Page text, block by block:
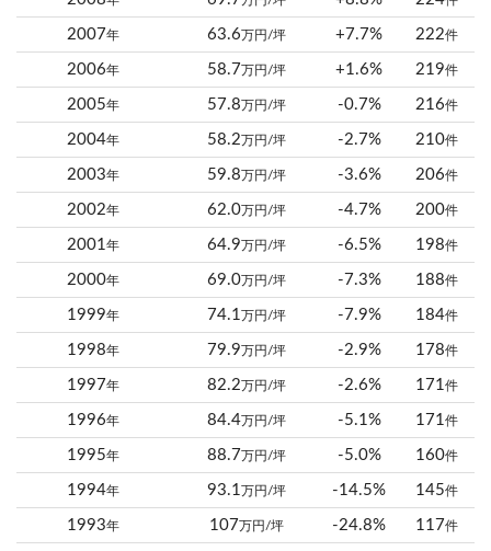
2007年 63.6万円/坪 +7.7% 222件
2006年 58.7万円/坪 +1.6% 219件
2005年 57.8万円/坪 -0.7% 216件
2004年 58.2万円/坪 -2.7% 210件
2003年 59.8万円/坪 -3.6% 206件
2002年 62.0万円/坪 -4.7% 200件
2001年 64.9万円/坪 -6.5% 198件
2000年 69.0万円/坪 -7.3% 188件
1999年 74.1万円/坪 -7.9% 184件
1998年 79.9万円/坪 -2.9% 178件
1997年 82.2万円/坪 -2.6% 171件
1996年 84.4万円/坪 -5.1% 171件
1995年 88.7万円/坪 -5.0% 160件
1994年 93.1万円/坪 -14.5% 145件
1993年 107万円/坪 -24.8% 117件